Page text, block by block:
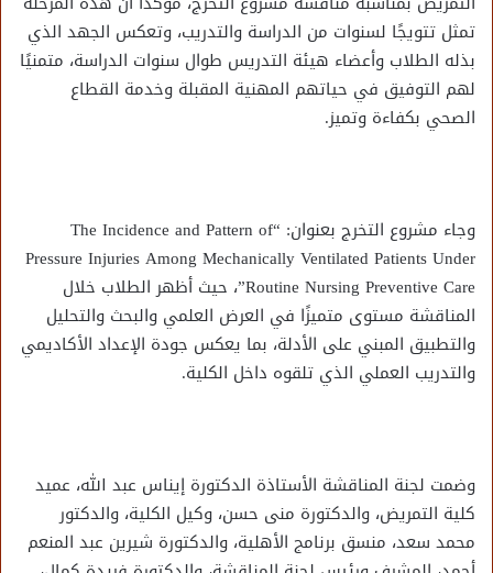
تمثل تتويجًا لسنوات من الدراسة والتدريب، وتعكس الجهد الذي
بذله الطلاب وأعضاء هيئة التدريس طوال سنوات الدراسة، متمنيًا
لهم التوفيق في حياتهم المهنية المقبلة وخدمة القطاع
الصحي بكفاءة وتميز.
وجاء مشروع التخرج بعنوان: “The Incidence and Pattern of
Pressure Injuries Among Mechanically Ventilated Patients Under
Routine Nursing Preventive Care”، حيث أظهر الطلاب خلال
المناقشة مستوى متميزًا في العرض العلمي والبحث والتحليل
والتطبيق المبني على الأدلة، بما يعكس جودة الإعداد الأكاديمي
والتدريب العملي الذي تلقوه داخل الكلية.
وضمت لجنة المناقشة الأستاذة الدكتورة إيناس عبد الله، عميد
كلية التمريض، والدكتورة منى حسن، وكيل الكلية، والدكتور
محمد سعد، منسق برنامج الأهلية، والدكتورة شيرين عبد المنعم